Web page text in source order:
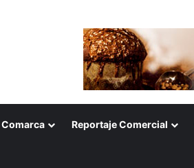
Comarca Reportaje Comercial